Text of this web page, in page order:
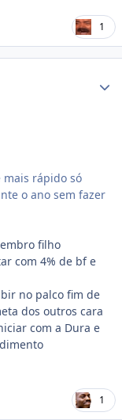
1
mais rápido só
o ano sem fazer
filho
com 4% de bf e
no palco fim de
dos outros cara
com a Dura e
1